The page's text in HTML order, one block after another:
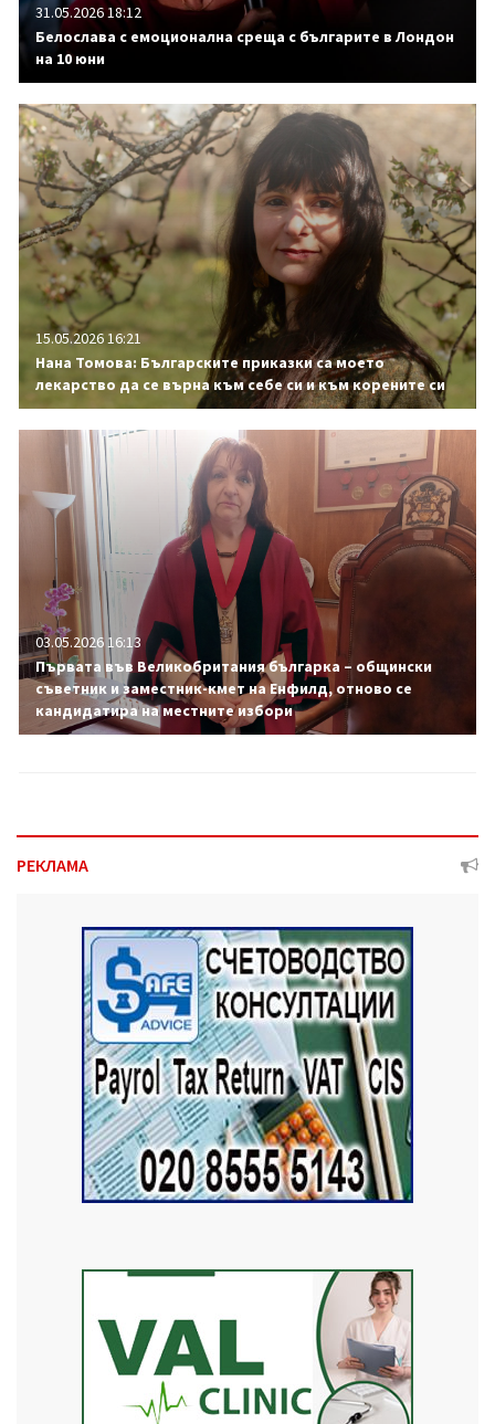
31.05.2026 18:12
Белослава с емоционална среща с българите в Лондон
на 10 юни
15.05.2026 16:21
Нана Томова: Българските приказки са моето
лекарство да се върна към себе си и към корените си
03.05.2026 16:13
Първата във Великобритания българка – общински
съветник и заместник-кмет на Енфилд, отново се
кандидатира на местните избори
РЕКЛАМА